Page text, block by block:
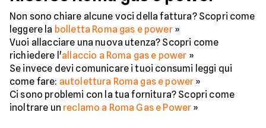
Non sono chiare alcune voci della fattura? Scopri come
leggere la bolletta Roma gas e power»
Vuoi allacciare una nuova utenza? Scopri come
richiedere l'allaccio a Roma gas e power »
Se invece devi comunicare i tuoi consumi leggi qui
come fare: autolettura Roma gas e power »
Ci sono problemi con la tua fornitura? Scopri come
inoltrare un reclamo a Roma Gas e Power »